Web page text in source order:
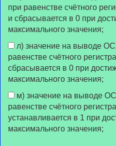
при равенстве счётного
и сбрасывается в 0 при
максимального значения;
равенстве счётного
сбрасывается в 0 при
максимального значения;
равенстве счётного
устанавливается в 1 при
максимального значения;